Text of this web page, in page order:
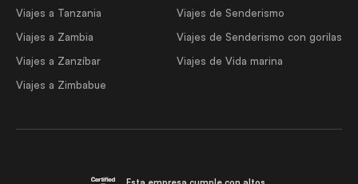
Viajes a Tanzania
Viajes a Zambia
Viajes a Zanzíbar
Viajes a Zimbabue
Viajes de Senderismo
Viajes de Senderismo con gorilas
Viajes de Vida marina